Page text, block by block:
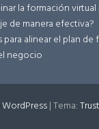
la formación virtual
de manera efectiva?
alinear el plan de
negocio
|Tema: